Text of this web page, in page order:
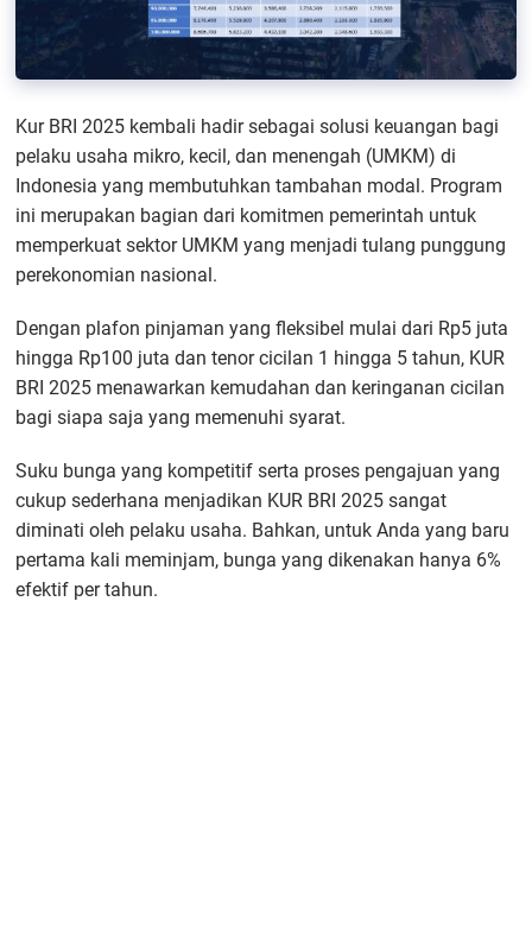
Kur BRI 2025 kembali hadir sebagai solusi keuangan bagi
pelaku usaha mikro, kecil, dan menengah (UMKM) di
Indonesia yang membutuhkan tambahan modal. Program
ini merupakan bagian dari komitmen pemerintah untuk
memperkuat sektor UMKM yang menjadi tulang punggung
perekonomian nasional.
Dengan plafon pinjaman yang fleksibel mulai dari Rp5 juta
hingga Rp100 juta dan tenor cicilan 1 hingga 5 tahun, KUR
BRI 2025 menawarkan kemudahan dan keringanan cicilan
bagi siapa saja yang memenuhi syarat.
Suku bunga yang kompetitif serta proses pengajuan yang
cukup sederhana menjadikan KUR BRI 2025 sangat
diminati oleh pelaku usaha. Bahkan, untuk Anda yang baru
pertama kali meminjam, bunga yang dikenakan hanya 6%
efektif per tahun.